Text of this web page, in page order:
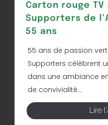
Carton rouge TV
Supporters de
55 ans
55 ans de passion
Supporters célèbrent
dans une ambiance
de convivialité...
Lire